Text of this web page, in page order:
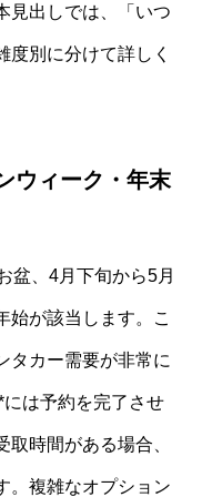
見出しでは、「いつ
度別に分けて詳しく
ウィーク・年末
盆、4月下旬から5月
始が該当します。こ
タカー需要が非常に
は予約を完了させ
時間がある場合、
。複雑なオプション